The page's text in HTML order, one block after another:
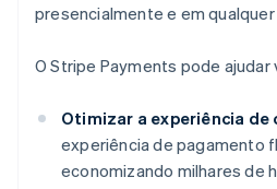
presencialmente e em
O Stripe Payments pode ajudar
Otimizar a experiência de
experiência de pagamento
economizando milhares de